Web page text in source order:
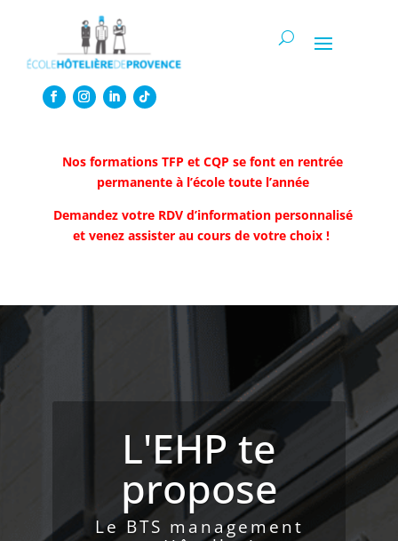
Nos formations TFP et CQP se font en rentrée
permanente à l’école toute l’année
Demandez votre RDV d’information personnalisé
et venez assister au cours de votre choix !
L'EHP te
propose
Le BTS management